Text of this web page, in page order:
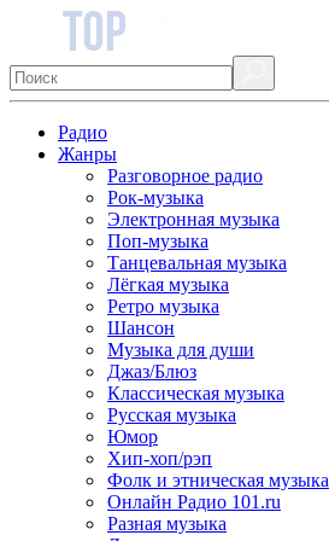
Радио
Жанры
Разговорное радио
Рок-музыка
Электронная музыка
Поп-музыка
Танцевальная музыка
Лёгкая музыка
Ретро музыка
Шансон
Музыка для души
Джаз/Блюз
Классическая музыка
Русская музыка
Юмор
Хип-хоп/рэп
Фолк и этническая музыка
Онлайн Радио 101.ru
Разная музыка